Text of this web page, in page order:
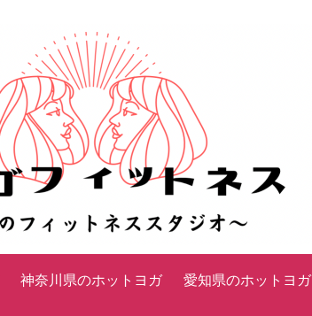
神奈川県のホットヨガ 愛知県のホットヨガ